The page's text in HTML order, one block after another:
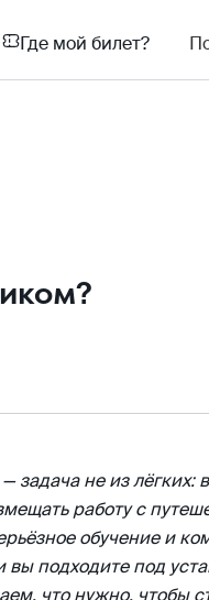
Где мой билет?
задача не из лёгких:
работу с
обучение и
подходите под
что нужно, чтобы